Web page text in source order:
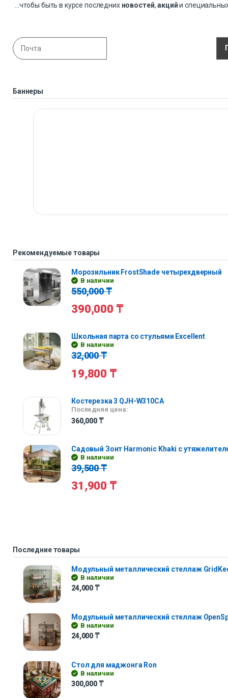
...чтобы быть в курсе последних новостей,акцийи
Баннеры
Рекомендуемые товары
Морозильник FrostShade четырехдверный
В наличии
550,000₸
390,000 ₸
Школьная парта со стульями Excellent
В наличии
32,000₸
19,800 ₸
Костерезка 3 QJH-W310CA
Последняя цена:
360,000 ₸
Садовый Зонт Harmonic Khaki с
В наличии
39,500₸
31,900 ₸
Последние товары
Модульный металлический стеллаж
В наличии
24,000 ₸
Модульный металлический стеллаж
В наличии
24,000 ₸
Стол для маджонга Ron
В наличии
300,000 ₸